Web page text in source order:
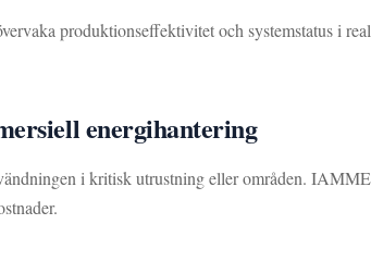
produktionseffektivitet och systemstatus i
energihantering
i kritisk utrustning eller områden.